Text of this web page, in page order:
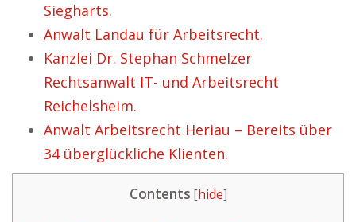
Siegharts.
Anwalt Landau für Arbeitsrecht.
Kanzlei Dr. Stephan Schmelzer
Rechtsanwalt IT- und Arbeitsrecht
Reichelsheim.
Anwalt Arbeitsrecht Heriau – Bereits über
34 überglückliche Klienten.
Contents [hide]